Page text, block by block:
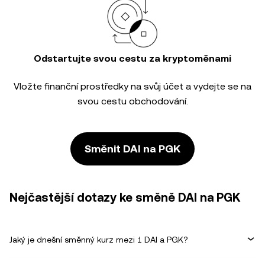
Odstartujte svou cestu za kryptoměnami
Vložte finanční prostředky na svůj účet a vydejte se na
svou cestu obchodování.
Směnit DAI na PGK
Nejčastější dotazy ke směně DAI na PGK
Jaký je dnešní směnný kurz mezi 1 DAI a PGK?